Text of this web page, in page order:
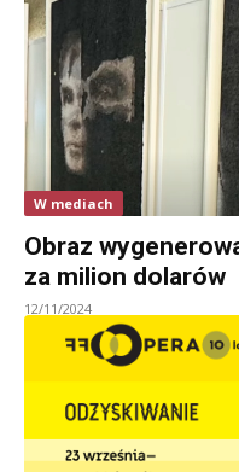
W mediach
Obraz
za milion dolarów
12/11/2024